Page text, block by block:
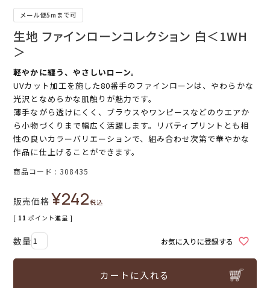
メール便5mまで可
生地 ファインローンコレクション 白＜1WH
＞
軽やかに纏う、やさしいローン。
UVカット加工を施した80番手のファインローンは、やわらかな
光沢となめらかな肌触りが魅力です。
薄手ながら透けにくく、ブラウスやワンピースなどのウエアか
ら小物づくりまで幅広く活躍します。リバティプリントとも相
性の良いカラーバリエーションで、組み合わせ次第で華やかな
作品に仕上げることができます。
商品コード 308435
販売価格 ¥242税込
[ 11 ポイント進呈 ]
お気に入りに登録する
カートに入れる